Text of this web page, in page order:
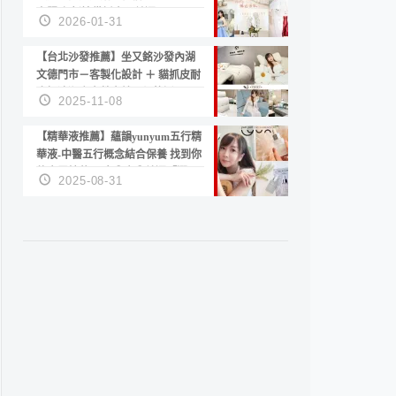
套服務 新娘備婚省心首選！
2026-01-31
【台北沙發推薦】坐又銘沙發內湖
文德門市－客製化設計 ＋ 貓抓皮耐
磨好清潔｜直營直銷、價格透明
高CP值打造夢想居家風格
2025-11-08
【精華液推薦】蘊韻yunyum五行精
華液-中醫五行概念結合保養 找到你
的專屬精華！ 水㊀土㊀就選「潤・
賦精華」維持肌膚剛剛好的平衡
2025-08-31